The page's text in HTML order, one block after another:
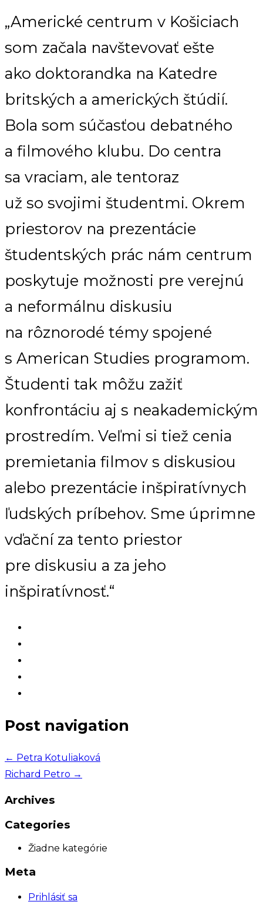
„Americké centrum v Košiciach
som začala navštevovať ešte
ako doktorandka na Katedre
britských a amerických štúdií.
Bola som súčasťou debatného
a filmového klubu. Do centra
sa vraciam, ale tentoraz
už so svojimi študentmi. Okrem
priestorov na prezentácie
študentských prác nám centrum
poskytuje možnosti pre verejnú
a neformálnu diskusiu
na rôznorodé témy spojené
s American Studies programom.
Študenti tak môžu zažiť
konfrontáciu aj s neakademickým
prostredím. Veľmi si tiež cenia
premietania filmov s diskusiou
alebo prezentácie inšpiratívnych
ľudských príbehov. Sme úprimne
vďační za tento priestor
pre diskusiu a za jeho
inšpiratívnosť.“
Post navigation
← Petra Kotuliaková
Richard Petro →
Archives
Categories
Žiadne kategórie
Meta
Prihlásiť sa